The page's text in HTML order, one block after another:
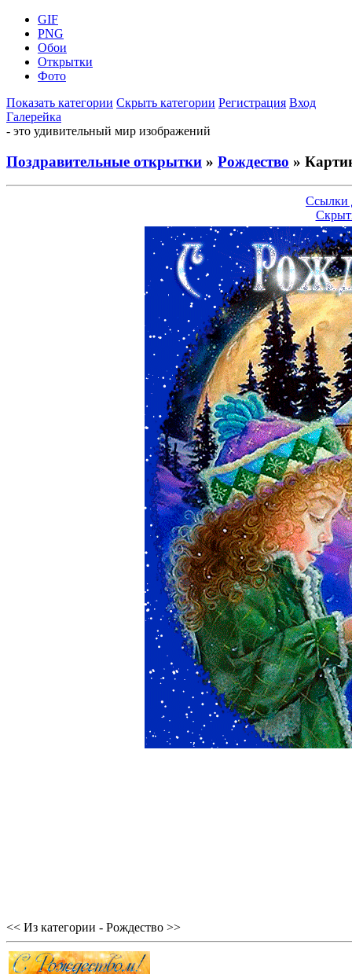
GIF
PNG
Обои
Открытки
Фото
Показать категории Скрыть категории Регистрация Вход
Галерейка
- это удивительный мир изображений
Поздравительные открытки » Рождество »
Ссылки
<< Из категории - Рождество >>